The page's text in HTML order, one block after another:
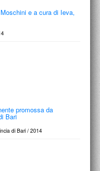
e a cura di Ieva,
promossa da
Bari
di Bari / 2014